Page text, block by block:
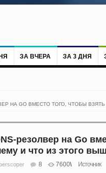
ЗА ВЧЕРА ЗА 3 ДНЯ
НА GO ВМЕСТО ТОГО, ЧТОБЫ
резолвер на Go
и что из этого
8 7600 Источник